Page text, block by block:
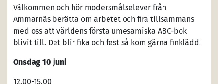
Välkommen och hör modersmålselever från
Ammarnäs berätta om arbetet och fira tillsammans
med oss att världens första umesamiska ABC-bok
blivit till. Det blir fika och fest så kom gärna finklädd!
Onsdag 10 juni
12.00-15.00